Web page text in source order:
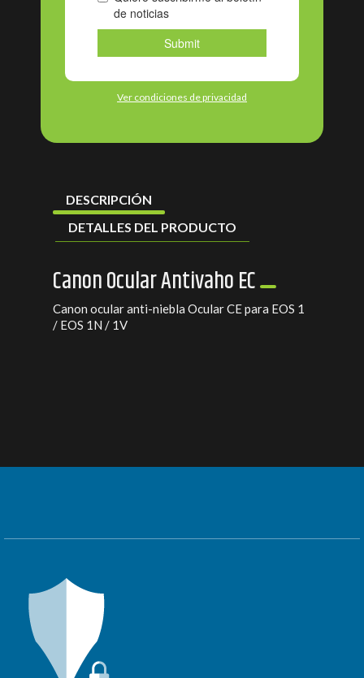
Ver condiciones de privacidad
DESCRIPCIÓN
DETALLES DEL PRODUCTO
Canon Ocular Antivaho EC
Canon ocular anti-niebla Ocular CE para EOS 1
/ EOS 1N / 1V